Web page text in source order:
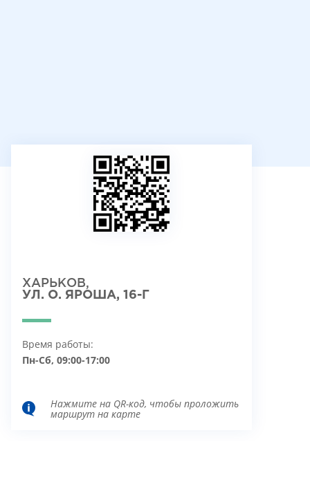
ХАРЬКОВ,
УЛ. О. ЯРОША, 16-Г
Время работы:
Пн-Сб, 09:00-17:00
Нажмите на QR-код, чтобы проложить
маршрут на карте